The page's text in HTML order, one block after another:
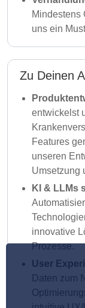
Mindestens
uns ein
Zu Deinen
entwickelst
Features
unseren
Umsetzung
KI & LLMs
innovative
Prozesse.
User
Daten zum